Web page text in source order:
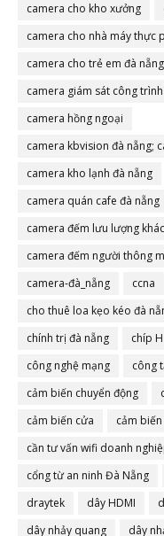
camera cho kho xưởng
camera cho nhà máy thực
camera cho trẻ em đà nẵng
camera giám sát công
camera hồng ngoại
camera kbvision đà nẵng;
camera đà nẵng
camera kho lạnh đà nẵng
camera quán cafe đà nẵng
camera đếm lưu lượng
camera đếm người thông
camera-đà_nẵng
ccna
cho thuê loa kẹo kéo đà
chính trị đà nẵng
chíp H
công nghệ mạng
công
cảm biến chuyển động
cảm biến cửa
cảm
cần tư vấn wifi doanh
cổng từ an ninh Đà Nẵng
draytek
dây HDMI
dây nhảy quang
dây